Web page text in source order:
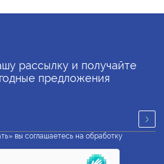
рассылку и получайте
предложения
вы соглашаетесь на обработку